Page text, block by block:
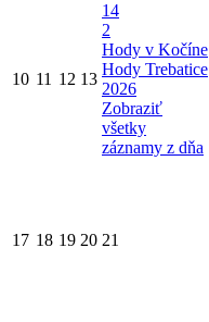
10 11 12 13
14
2
Hody v Kočíne
Hody Trebatice
2026
Zobraziť
všetky
záznamy z dňa
17 18 19 20 21